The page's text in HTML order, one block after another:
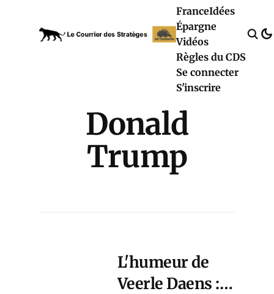
FranceIdées
Épargne
Vidéos
Règles du CDS
Se connecter
S'inscrire
Donald
Trump
L'humeur de
Veerle Daens :